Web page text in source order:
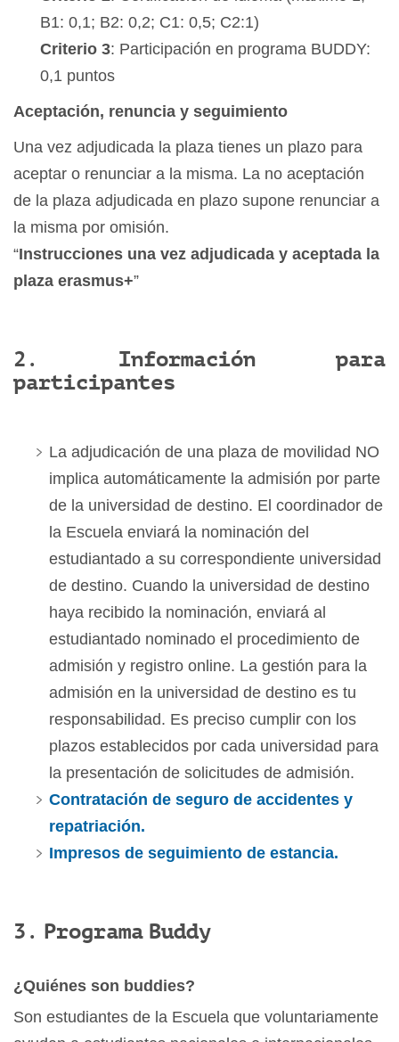
B1: 0,1; B2: 0,2; C1: 0,5; C2:1)
Criterio 3: Participación en programa BUDDY:
0,1 puntos
Aceptación, renuncia y seguimiento
Una vez adjudicada la plaza tienes un plazo para
aceptar o renunciar a la misma. La no aceptación
de la plaza adjudicada en plazo supone renunciar a
la misma por omisión.
“Instrucciones una vez adjudicada y aceptada la
plaza erasmus+”
2. Información para
participantes
La adjudicación de una plaza de movilidad NO
implica automáticamente la admisión por parte
de la universidad de destino. El coordinador de
la Escuela enviará la nominación del
estudiantado a su correspondiente universidad
de destino. Cuando la universidad de destino
haya recibido la nominación, enviará al
estudiantado nominado el procedimiento de
admisión y registro online. La gestión para la
admisión en la universidad de destino es tu
responsabilidad. Es preciso cumplir con los
plazos establecidos por cada universidad para
la presentación de solicitudes de admisión.
Contratación de seguro de accidentes y
repatriación.
Impresos de seguimiento de estancia.
3. Programa Buddy
¿Quiénes son buddies?
Son estudiantes de la Escuela que voluntariamente